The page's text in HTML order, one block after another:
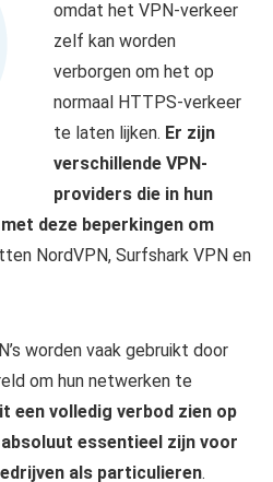
omdat het VPN-verkeer
zelf kan worden
verborgen om het op
normaal HTTPS-verkeer
te laten lijken. Er zijn
verschillende VPN-
providers die in hun
deze beperkingen om
NordVPN, Surfshark VPN en
worden vaak gebruikt door
om hun netwerken te
een volledig verbod zien op
absoluut essentieel zijn voor
als particulieren.